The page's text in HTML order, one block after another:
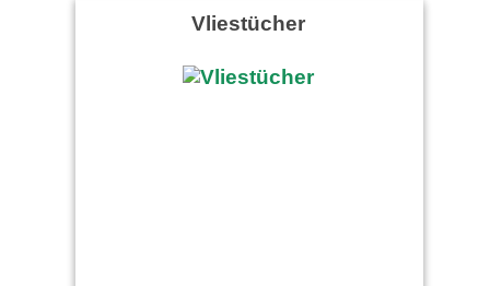
Vliestücher